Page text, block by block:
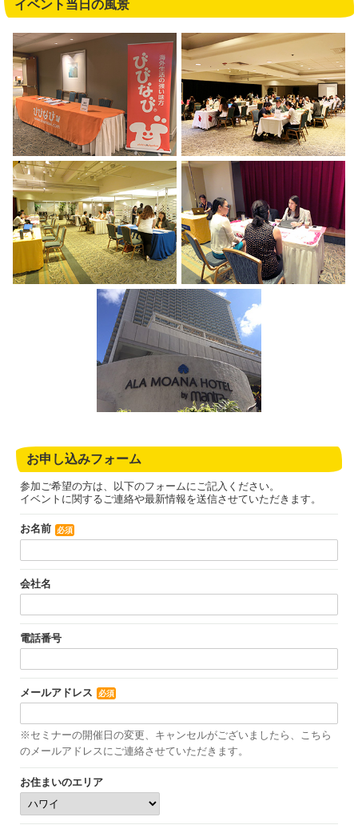
イベント当日の風景
お申し込みフォーム
参加ご希望の方は、以下のフォームにご記入ください。
イベントに関するご連絡や最新情報を送信させていただきます。
お名前 必須
会社名
電話番号
メールアドレス 必須
※セミナーの開催日の変更、キャンセルがございましたら、こちら
のメールアドレスにご連絡させていただきます。
お住まいのエリア